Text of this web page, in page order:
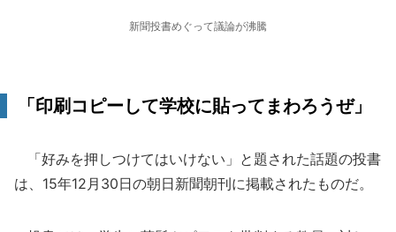
新聞投書めぐって議論が沸騰
「印刷コピーして学校に貼ってまわろうぜ」
「好みを押しつけてはいけない」と題された話題の投書
は、15年12月30日の朝日新聞朝刊に掲載されたものだ。